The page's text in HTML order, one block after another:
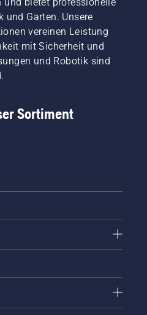
und Garten. Unsere
vereinen Leistung
mit Sicherheit und
und Robotik sind
Sortiment